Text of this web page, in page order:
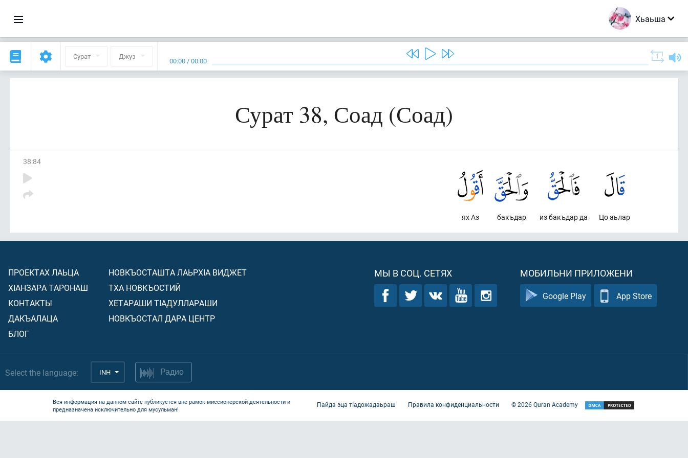
Хьаьша
Сурат Джуз 00:00 /00:00
Сурат 38, Соад (Соад)
38:84
Цо аьлар
из бакъдар да
бакъдар
ях Аз
ПРОЕКТАХ ЛАЬЦА
ХIАНЗАРА ТАРОНАШ
КОНТАКТЫ
ДАКЪАЛАЦА
БЛОГ
НОВКЪОСТАШТА ЛАЬРХIА ВИДЖЕТ
ТХА НОВКЪОСТИЙ
ХЕТАРАШИ ТIАДУЛЛАРАШИ
НОВКЪОСТАЛ ДАРА ЦЕНТР
МЫ В СОЦ. СЕТЯХ МОБИЛЬНИ ПРИЛОЖЕНИ
Google Play App Store
Select the language: INH Радио
Вся информация на данном сайте публикуется вне рамок миссионерской деятельности и
предназначена исключительно для мусульман!
Пайда эца тIадожадаьраш Правила конфиденциальности ©2026Quran Academy